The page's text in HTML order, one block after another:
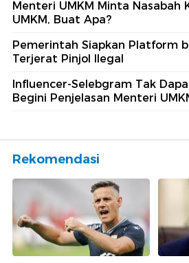
Menteri UMKM Minta Nasabah
UMKM, Buat Apa?
Pemerintah Siapkan Platform
Terjerat Pinjol Ilegal
Influencer-Selebgram Tak
Begini Penjelasan Menteri
Rekomendasi